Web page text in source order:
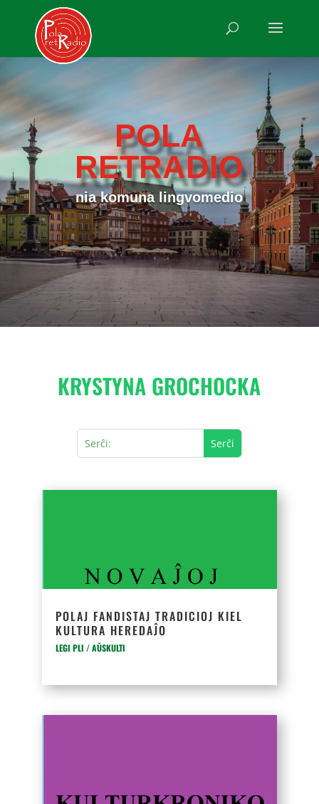
POLA
RETRADIO
nia komuna lingvomedio
KRYSTYNA GROCHOCKA
POLAJ FANDISTAJ TRADICIOJ KIEL
KULTURA HEREDAĴO
LEGI PLI / AŬSKULTI